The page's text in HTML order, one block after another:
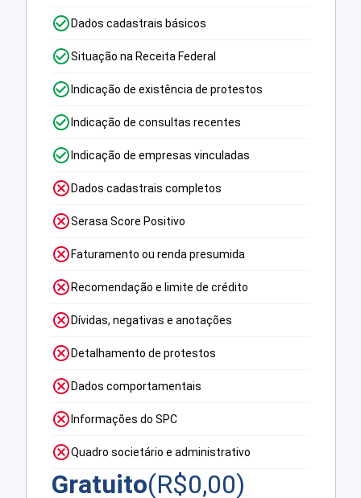
Dados cadastrais básicos
Situação na Receita Federal
Indicação de existência de protestos
Indicação de consultas recentes
Indicação de empresas vinculadas
Dados cadastrais completos
Serasa Score Positivo
Faturamento ou renda presumida
Recomendação e limite de crédito
Dívidas, negativas e anotações
Detalhamento de protestos
Dados comportamentais
Informações do SPC
Quadro societário e administrativo
Gratuito(R$0,00)